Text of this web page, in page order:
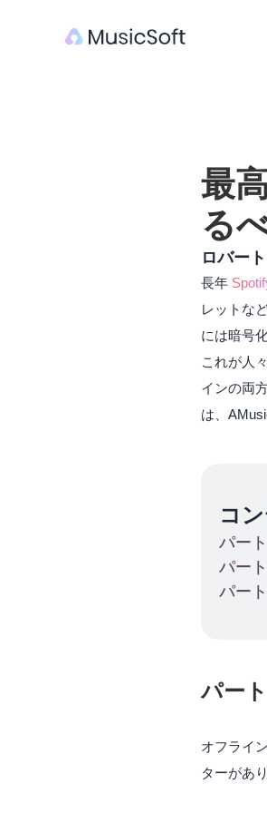
最
る
ロバー
長年
レットな
には暗号
これが人
インの両
は、
コ
パー
パー
パー
パー
オフライ
ターがあ